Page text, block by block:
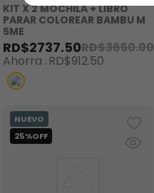
KIT X 2 MOCHILA + LIBRO
PARAR COLOREAR BAMBU M
5ME
RD$2737.50RD$3650.00
Ahorra RD$912.50